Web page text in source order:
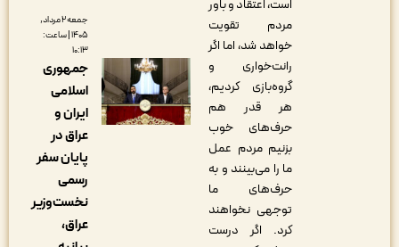
است، اعتقاد و باور
مردم تقویت
خواهد شد، اما اگر
رانت‌خواری و
گروه‌بازی کردیم،
هر قدر هم
حرف‌های خوب
بزنیم مردم عمل
ما را می‌بینند و به
حرف‌های ما
توجهی نخواهند
کرد. اگر درست
جمعه ۲ مرداد,
۱۴۰۵ | ساعت:
جمهوری
اسلامی
ایران و
پایان سفر
نخست‌وزیر